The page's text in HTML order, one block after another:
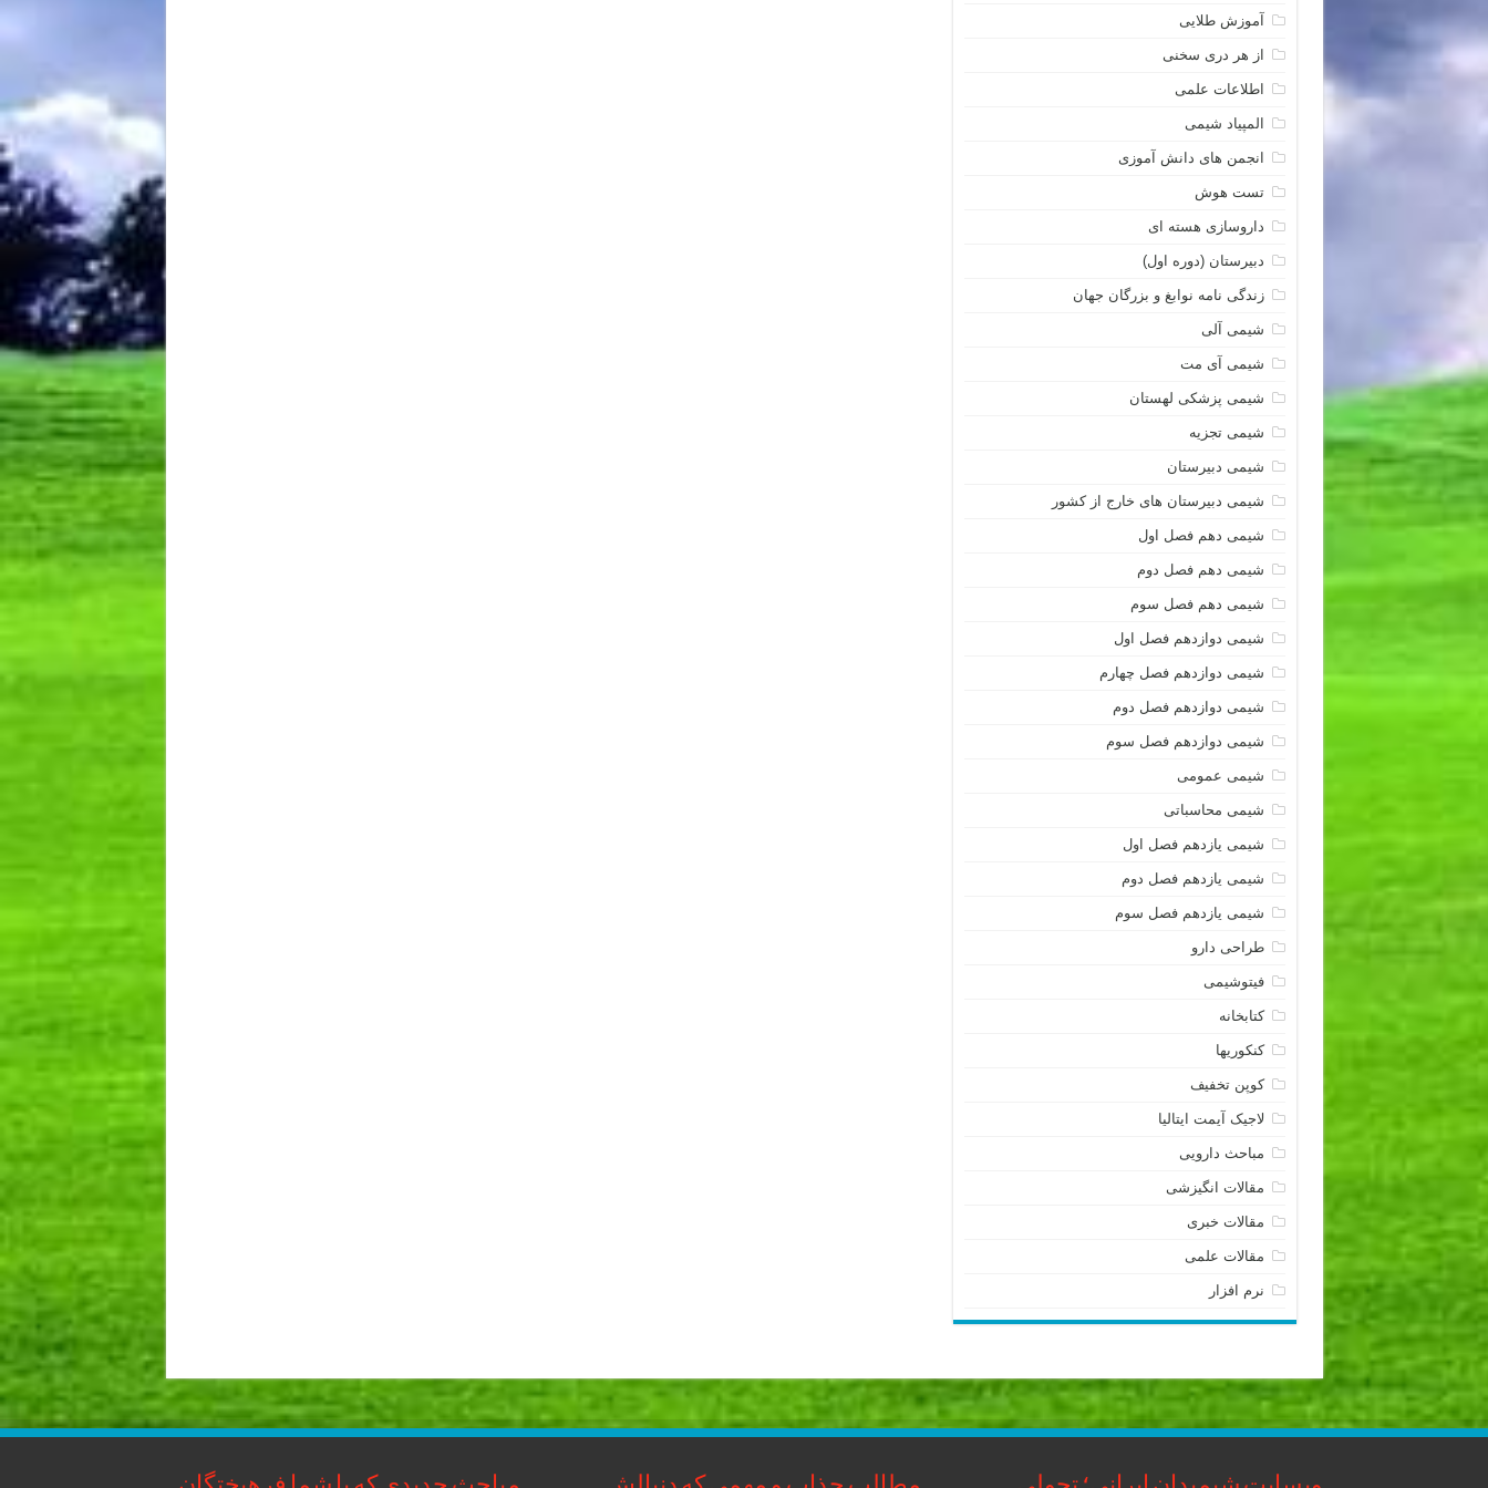
آموزش طلایی
از هر دری سخنی
اطلاعات علمی
المپیاد شیمی
انجمن های دانش آموزی
تست هوش
داروسازی هسته ای
دبیرستان (دوره اول)
زندگی نامه نوابغ و بزرگان جهان
شیمی آلی
شیمی آی مت
شیمی پزشکی لهستان
شیمی تجزیه
شیمی دبیرستان
شیمی دبیرستان های خارج از کشور
شیمی دهم فصل اول
شیمی دهم فصل دوم
شیمی دهم فصل سوم
شیمی دوازدهم فصل اول
شیمی دوازدهم فصل چهارم
شیمی دوازدهم فصل دوم
شیمی دوازدهم فصل سوم
شیمی عمومی
شیمی محاسباتی
شیمی یازدهم فصل اول
شیمی یازدهم فصل دوم
شیمی یازدهم فصل سوم
طراحی دارو
فیتوشیمی
کتابخانه
کنکوریها
کوپن تخفیف
لاجیک آیمت ایتالیا
مباحث دارویی
مقالات انگیزشی
مقالات خبری
مقالات علمی
نرم افزار